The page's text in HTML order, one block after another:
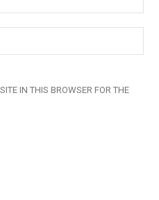
IN THIS BROWSER FOR THE